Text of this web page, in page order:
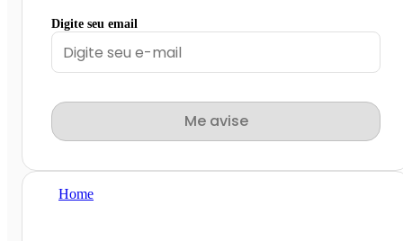
Digite seu email
Me avise
Home